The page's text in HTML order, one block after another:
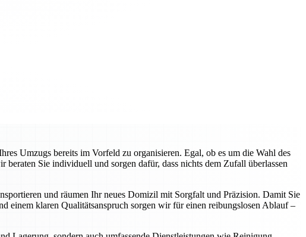
Umzugs bereits im Vorfeld zu organisieren. Egal, ob es um die Wahl des
Sie individuell und sorgen dafür, dass nichts dem Zufall überlassen
und räumen Ihr neues Domizil mit Sorgfalt und Präzision. Damit Sie
einem klaren Qualitätsanspruch sorgen wir für einen reibungslosen Ablauf –